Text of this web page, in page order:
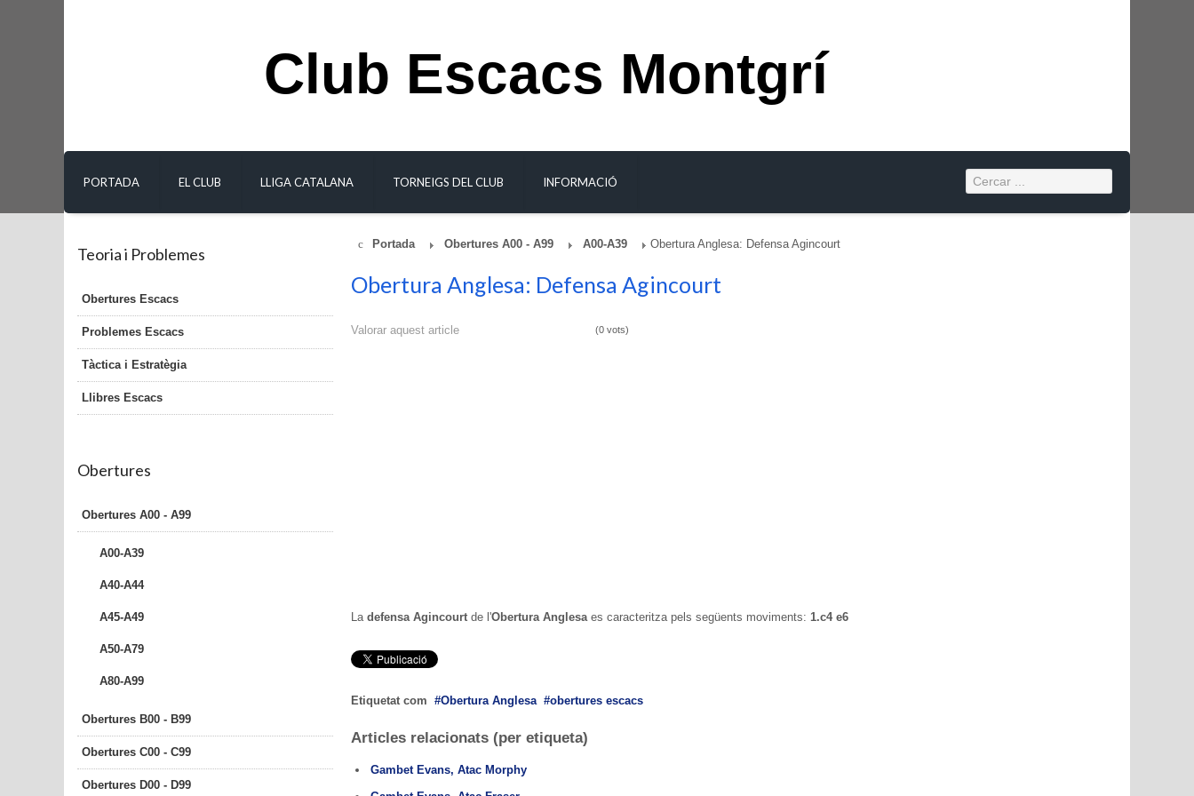
PORTADA EL CLUB LLIGA CATALANA TORNEIGS DEL CLUB INFORMACIÓ
Club Escacs Montgrí
Teoria i Problemes
Obertures Escacs
Problemes Escacs
Tàctica i Estratègia
Llibres Escacs
Obertures
Obertures A00 - A99
A00-A39
A40-A44
A45-A49
A50-A79
A80-A99
Obertures B00 - B99
Obertures C00 - C99
Obertures D00 - D99
Portada Obertures A00 - A99 A00-A39 Obertura Anglesa: Defensa Agincourt
Obertura Anglesa: Defensa Agincourt
Valorar aquest article (0 vots)
La defensa Agincourtde l'Obertura Anglesaes caracteritza pels següents moviments: 1.c4 e6
Etiquetat com Obertura Anglesa obertures escacs
Articles relacionats (per etiqueta)
Gambet Evans, Atac Morphy